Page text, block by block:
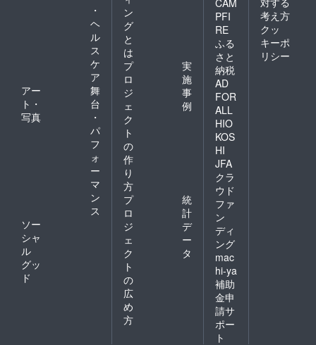
場合は
掲載不
要とさ
せてい
ただき
がない
場合は
掲載不
要とさ
せてい
でお知
らせく
い。 ■
上映前
・
ヘ
ル
ス
ケ
ア
アー
ト・
写真
舞
台
・
パ
フ
ォ
ー
マ
ン
ス
ソー
シャ
ル
グッ
ド
ン
グ
と
は
プ
ロ
ジ
ェ
ク
ト
の
作
り
方
実
施
事
例
プ
ロ
ジ
ェ
ク
ト
の
広
め
方
統
計
デ
ー
タ
PFI
RE
ふる
さと
納税
AD
FOR
ALL
HIO
KOS
HI
JFA
クラ
ウド
ファ
ン
ディ
ング
mac
hi-ya
補助
金申
請サ
ポー
ト
考え方
クッ
キーポ
リシー